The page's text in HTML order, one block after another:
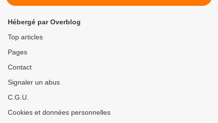
Hébergé par Overblog
Top articles
Pages
Contact
Signaler un abus
C.G.U.
Cookies et données personnelles